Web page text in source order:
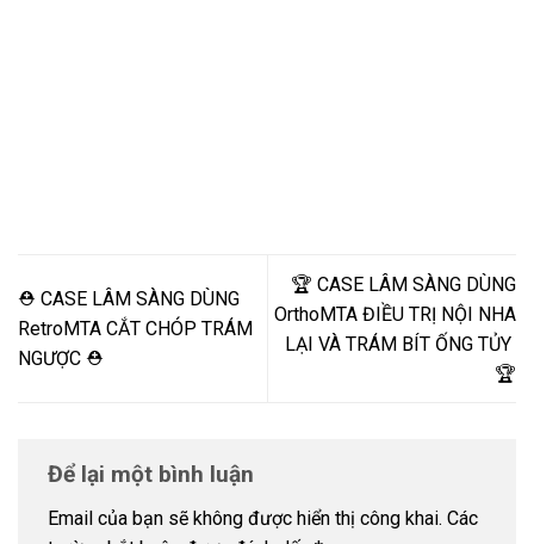
⛑️ CASE LÂM SÀNG DÙNG
RetroMTA CẮT CHÓP TRÁM
NGƯỢC ⛑️
️🏆 CASE LÂM SÀNG DÙNG
OrthoMTA ĐIỀU TRỊ NỘI NHA
LẠI VÀ TRÁM BÍT ỐNG TỦY ️
🏆
Để lại một bình luận
Email của bạn sẽ không được hiển thị công khai. Các